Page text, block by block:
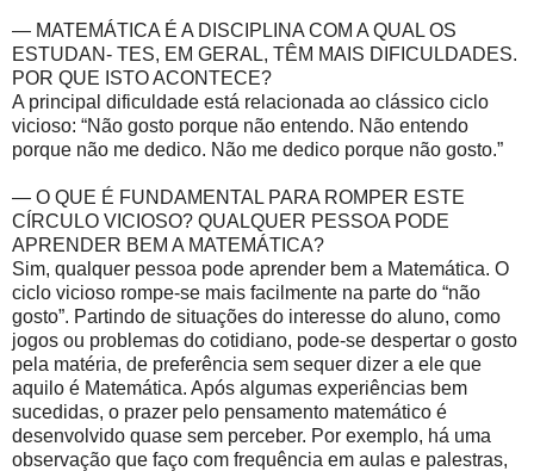
— MATEMÁTICA É A DISCIPLINA COM A QUAL OS
ESTUDAN- TES, EM GERAL, TÊM MAIS DIFICULDADES.
POR QUE ISTO ACONTECE?
A principal dificuldade está relacionada ao clássico ciclo
vicioso: “Não gosto porque não entendo. Não entendo
porque não me dedico. Não me dedico porque não gosto.”
— O QUE É FUNDAMENTAL PARA ROMPER ESTE
CÍRCULO VICIOSO? QUALQUER PESSOA PODE
APRENDER BEM A MATEMÁTICA?
Sim, qualquer pessoa pode aprender bem a Matemática. O
ciclo vicioso rompe-se mais facilmente na parte do “não
gosto”. Partindo de situações do interesse do aluno, como
jogos ou problemas do cotidiano, pode-se despertar o gosto
pela matéria, de preferência sem sequer dizer a ele que
aquilo é Matemática. Após algumas experiências bem
sucedidas, o prazer pelo pensamento matemático é
desenvolvido quase sem perceber. Por exemplo, há uma
observação que faço com frequência em aulas e palestras,